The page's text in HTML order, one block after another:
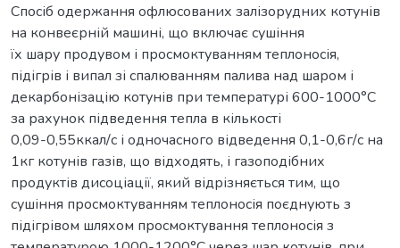
Спосіб одержання офлюсованих залізорудних котунів
на конвеєрній машині, що включає сушіння
їх шару продувом і просмоктуванням теплоносія,
підігрів і випал зі спалюванням палива над шаром і
декарбонізацію котунів при температурі 600-1000°С
за рахунок підведення тепла в кількості
0,09-0,55ккал/с і одночасного відведення 0,1-0,6г/с на
1кг котунів газів, що відходять, і газоподібних
продуктів дисоціації, який відрізняється тим, що
сушіння просмоктуванням теплоносія поєднують з
підігрівом шляхом просмоктування теплоносія з